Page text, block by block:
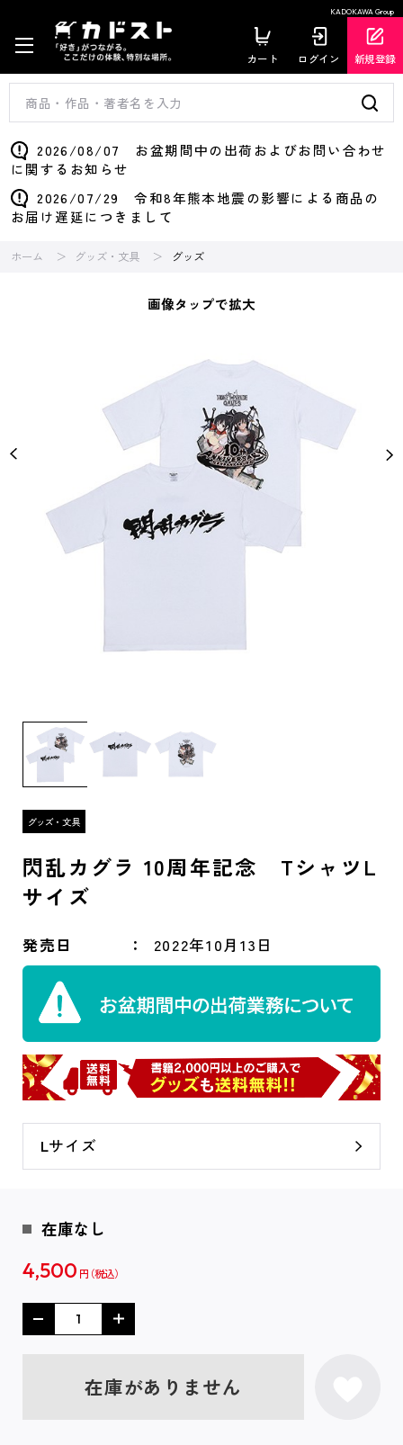
KADOKAWA Group
カート ログイン 新規登録
2026/08/07 お盆期間中の出荷およびお問い合わせ
に関するお知らせ
2026/07/29 令和8年熊本地震の影響による商品の
お届け遅延につきまして
ホーム グッズ・文具 グッズ
画像タップで拡大
閃乱カグラ 10周年記念 TシャツL
サイズ
発売日 2022年10月13日
Lサイズ
在庫なし
4,500 円
在庫がありません